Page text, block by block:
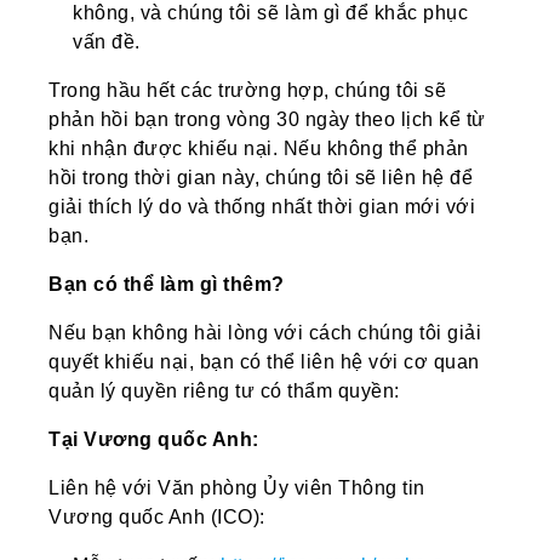
không, và chúng tôi sẽ làm gì để khắc phục
vấn đề.
Trong hầu hết các trường hợp, chúng tôi sẽ
phản hồi bạn trong vòng 30 ngày theo lịch kể từ
khi nhận được khiếu nại. Nếu không thể phản
hồi trong thời gian này, chúng tôi sẽ liên hệ để
giải thích lý do và thống nhất thời gian mới với
bạn.
Bạn có thể làm gì thêm?
Nếu bạn không hài lòng với cách chúng tôi giải
quyết khiếu nại, bạn có thể liên hệ với cơ quan
quản lý quyền riêng tư có thẩm quyền:
Tại Vương quốc Anh:
Liên hệ với Văn phòng Ủy viên Thông tin
Vương quốc Anh (ICO):